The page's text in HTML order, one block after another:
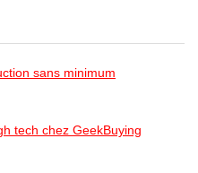
sans minimum
tech chez GeekBuying